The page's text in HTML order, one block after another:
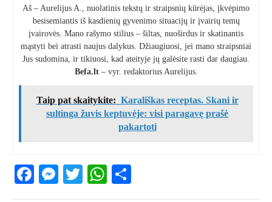
Aš – Aurelijus A., nuolatinis tekstų ir straipsnių kūrėjas, įkvėpimo
besisemiantis iš kasdienių gyvenimo situacijų ir įvairių temų
įvairovės. Mano rašymo stilius – šiltas, nuoširdus ir skatinantis
mąstyti bei atrasti naujus dalykus. Džiaugiuosi, jei mano straipsniai
Jus sudomina, ir tikiuosi, kad ateityje jų galėsite rasti dar daugiau.
Befa.lt– vyr. redaktorius Aurelijus.
Taip pat skaitykite: Karališkas receptas. Skani ir
sultinga žuvis keptuvėje: visi paragavę prašė
pakartoti
Facebook
Messenger
TwitterWhatsApp